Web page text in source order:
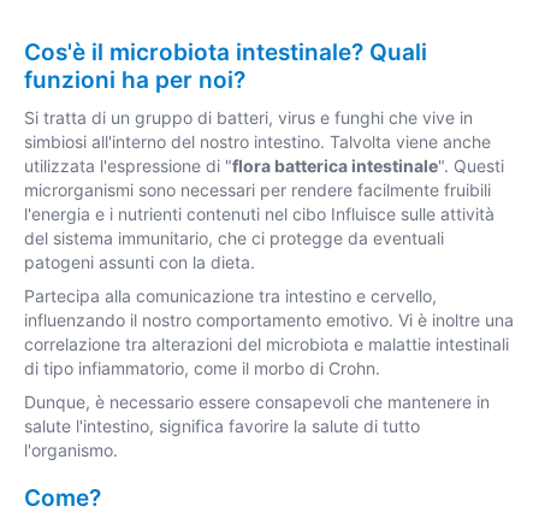
Cos'è il microbiota intestinale? Quali
funzioni ha per noi?
Si tratta di un gruppo di batteri, virus e funghi che vive in
simbiosi all'interno del nostro intestino. Talvolta viene anche
utilizzata l'espressione di "flora batterica intestinale". Questi
microrganismi sono necessari per rendere facilmente fruibili
l'energia e i nutrienti contenuti nel cibo Influisce sulle attività
del sistema immunitario, che ci protegge da eventuali
patogeni assunti con la dieta.
Partecipa alla comunicazione tra intestino e cervello,
influenzando il nostro comportamento emotivo. Vi è inoltre una
correlazione tra alterazioni del microbiota e malattie intestinali
di tipo infiammatorio, come il morbo di Crohn.
Dunque, è necessario essere consapevoli che mantenere in
salute l'intestino, significa favorire la salute di tutto
l'organismo.
Come?